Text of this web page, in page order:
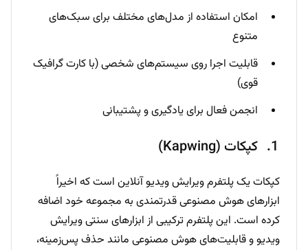
امکان استفاده از مدل‌های مختلف برای سبک‌های
متنوع
قابلیت اجرا روی سیستم‌های شخصی (با کارت گرافیک
قوی)
انجمن فعال برای یادگیری و پشتیبانی
کپکات (Kapwing)
کپکات یک پلتفرم ویرایش ویدیو آنلاین است که اخیراً
ابزارهای هوش مصنوعی قدرتمندی به مجموعه خود اضافه
کرده است. این پلتفرم ترکیبی از ابزارهای سنتی ویرایش
ویدیو و قابلیت‌های هوش مصنوعی مانند حذف پس‌زمینه،